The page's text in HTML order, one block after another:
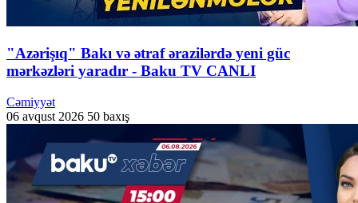
"Azərişıq" Bakı və ətraf ərazilərdə yeni güc
mərkəzləri yaradır - Baku TV CANLI
Cəmiyyət
06 avqust 2026 50 baxış